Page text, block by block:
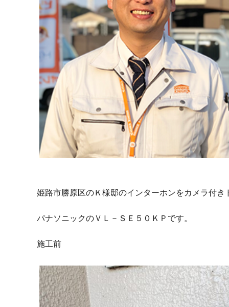
姫路市勝原区のＫ様邸のインターホンをカメラ付
パナソニックのＶＬ－ＳＥ５０ＫＰです。
施工前